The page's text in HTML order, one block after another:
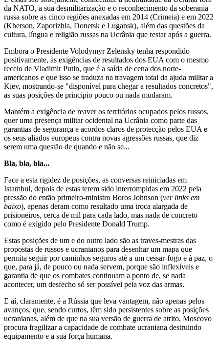
da NATO, a sua desmilitarização e o reconhecimento da soberania
russa sobre as cinco regiões anexadas em 2014 (Crimeia) e em 2022
(Kherson, Zaporizhia, Donetsk e Lugansk), além das questões da
cultura, língua e religião russas na Ucrânia que restar após a guerra.
Embora o Presidente Volodymyr Zelensky tenha respondido
positivamente, às exigências de resultados dos EUA com o mesmo
receio de Vladimir Putin, que é a saída de cena dos norte-
americanos e que isso se traduza na travagem total da ajuda militar a
Kiev, mostrando-se "disponível para chegar a resultados concretos",
as suas posições de princípio pouco ou nada mudaram.
Mantém a exigência de reaver os territórios ocupados pelos russos,
quer uma presença militar ocidental na Ucrânia como parte das
garantias de segurança e acordos claros de protecção pelos EUA e
os seus aliados europeus contra novas agressões russas, que diz
serem uma questão de quando e não se...
Bla, bla, bla...
Face a esta rigidez de posições, as conversas reiniciadas em
Istambul, depois de estas terem sido interrompidas em 2022 pela
pressão do então primeiro-ministro Boros Johnson (ver links em
baixo), apenas deram como resultado uma troca alargada de
prisioneiros, cerca de mil para cada lado, mas nada de concreto
como é exigido pelo Presidente Donald Trump.
Estas posições de um e do outro lado são as traves-mestras das
propostas de russos e ucranianos para desenhar um mapa que
permita seguir por caminhos seguros até a um cessar-fogo e à paz, o
que, para já, de pouco ou nada servem, porque são inflexíveis e
garantia de que os combates continuam a ponto de, se nada
acontecer, um desfecho só ser possível pela voz das armas.
E aí, claramente, é a Rússia que leva vantagem, não apenas pelos
avanços, que, sendo curtos, têm sido persistentes sobre as posições
ucranianas, além de que na sua versão de guerra de atrito, Moscovo
procura fragilizar a capacidade de combate ucraniana destruindo
equipamento e a sua força humana.